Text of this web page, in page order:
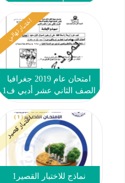
اختبار نهائي
امتحان عام 2019 جغرافيا
الصف الثاني عشر أدبي ف1
اختبار قصير
نماذج للاختبار القصير1